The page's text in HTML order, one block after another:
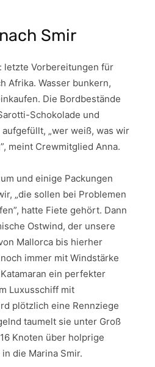
Smir
letzte Vorbereitungen für
Afrika. Wasser bunkern,
Die Bordbestände
Schokolade und
„wer weiß, was wir
meint Crewmitglied Anna.
und einige Packungen
„die sollen bei Problemen
hatte Fiete gehört. Dann
Ostwind, der unsere
Mallorca bis hierher
immer mit Windstärke
ein perfekter
Luxusschiff mit
plötzlich eine Rennziege
taumelt sie unter Groß
Knoten über holprige
die Marina Smir.